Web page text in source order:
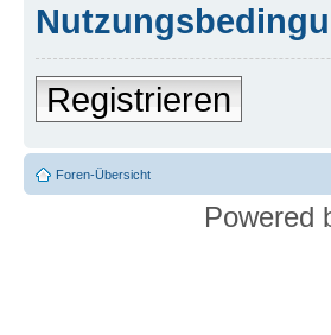
Registrieren
Foren-Übersicht
Powered